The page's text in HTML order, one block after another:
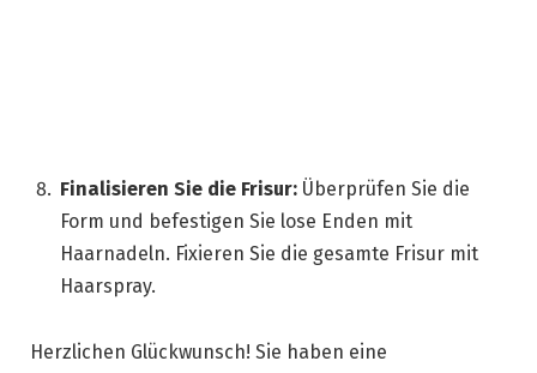
Finalisieren Sie die Frisur: Überprüfen Sie die
Form und befestigen Sie lose Enden mit
Haarnadeln. Fixieren Sie die gesamte Frisur mit
Haarspray.
Herzlichen Glückwunsch! Sie haben eine